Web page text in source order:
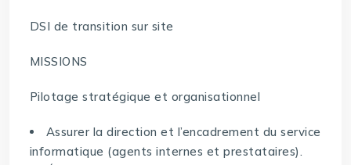
DSI de transition sur site
MISSIONS
Pilotage stratégique et organisationnel
Assurer la direction et l’encadrement du service
informatique (agents internes et prestataires).